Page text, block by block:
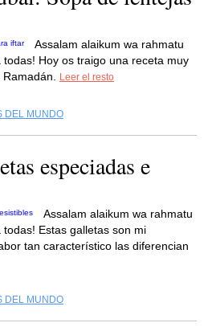
Assalam alaikum wa rahmatu
todas! Hoy os traigo una receta muy
Leer el resto
DEL MUNDO
especiadas e
Assalam alaikum wa rahmatu
Estas galletas son mi
tan característico las diferencian
DEL MUNDO